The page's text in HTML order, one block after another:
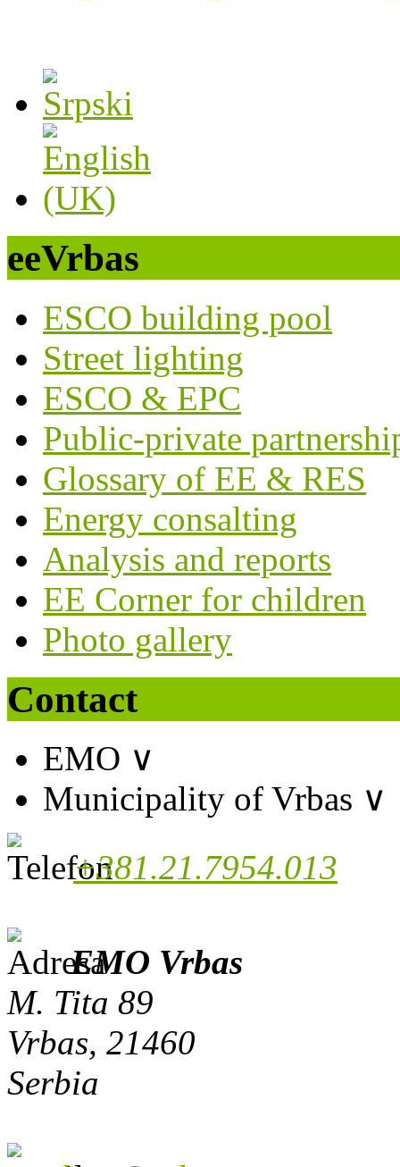
eeVrbas
ESCO building pool
Street lighting
ESCO & EPC
Public-private
Glossary of EE & RES
Energy consalting
Analysis and reports
EE Corner for children
Photo gallery
Contact
EMO ∨
Municipality of Vrbas ∨
+381.21.7954.013
EMO Vrbas
M. Tita 89
Vrbas, 21460
Serbia